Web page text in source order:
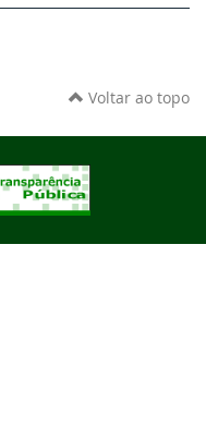
Voltar ao topo